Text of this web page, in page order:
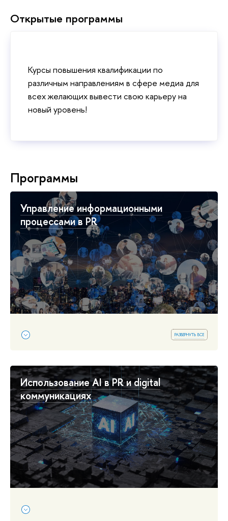
Открытые программы
Курсы повышения квалификации по
различным направлениям в сфере медиа для
всех желающих вывести свою карьеру на
новый уровень!
Программы
Управление информационными
процессами в PR
развернуть все
Использование AI в PR и digital
коммуникациях